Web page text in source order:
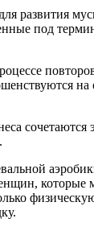
развития
под
на
сочетаются
которые